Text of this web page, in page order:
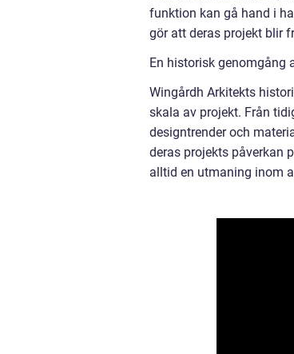
funktion kan gå hand i
gör att deras projekt blir
En historisk genomgång
Wingårdh Arkitekts
skala av projekt. Från
designtrender och
deras projekts påverkan
alltid en utmaning inom